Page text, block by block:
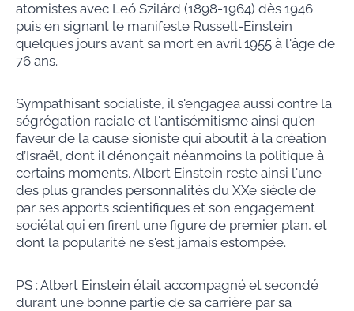
atomistes avec Leó Szilárd (1898-1964) dès 1946
puis en signant le manifeste Russell-Einstein
quelques jours avant sa mort en avril 1955 à l'âge de
76 ans.
Sympathisant socialiste, il s'engagea aussi contre la
ségrégation raciale et l'antisémitisme ainsi qu'en
faveur de la cause sioniste qui aboutit à la création
d’Israël, dont il dénonçait néanmoins la politique à
certains moments. Albert Einstein reste ainsi l'une
des plus grandes personnalités du XXe siècle de
par ses apports scientifiques et son engagement
sociétal qui en firent une figure de premier plan, et
dont la popularité ne s'est jamais estompée.
PS : Albert Einstein était accompagné et secondé
durant une bonne partie de sa carrière par sa